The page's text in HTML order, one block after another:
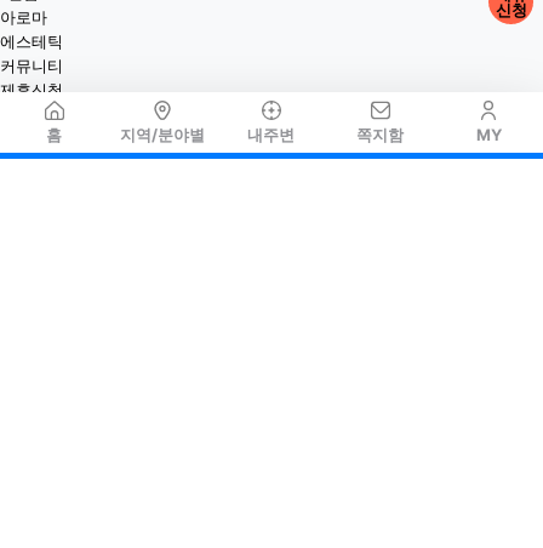
홈 지역/분야별 내주변 쪽지함 MY
아로마
에스테틱
커뮤니티
제휴신청
신청